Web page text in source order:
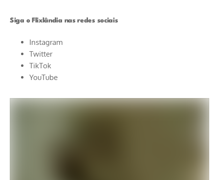
Siga o Flixlândia nas redes sociais
Instagram
Twitter
TikTok
YouTube